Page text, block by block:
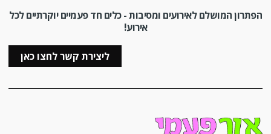
הפתרון המושלם לאירועים ומסיבות - כלים חד פעמיים יוקרתיים לכל
אירוע!
ליצירת קשר לחצו כאן